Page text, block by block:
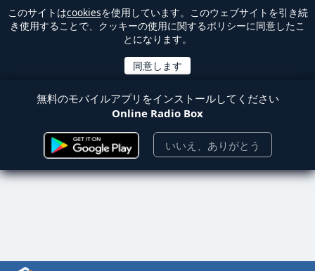
このサイトはcookiesを使用しています。このウェブサイトを引き続
き使用することで、クッキーの使用に関するポリシーに同意したこ
とになります。
無料のモバイルアプリをインストールしてください
Online Radio Box
いいえ、ありがとう